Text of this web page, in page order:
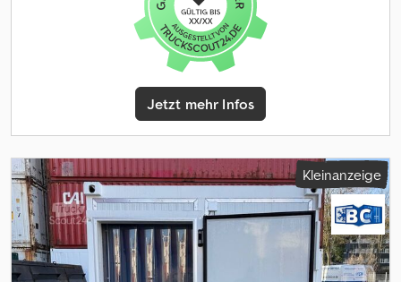
Auffahrrampen Wunschlackierung Weitere Umbauten gerne auf
Anfrage! TRANSPORTLÖSUNG: Benötigen Sie eine
Transportlösung? Gerne! Wir liefern Ihren Container mit
regulären Lkw oder Kran-Lkw aus und stellen diesen bei Ihnen an
Ort und Stelle ab. Fragen Sie uns nach einem Angebot! Codpfx
Agsy Ian Rj Ajrf Alle Kühlaggregate sind gewartet und in
ausgezeichneter Qualität sowie Leistungsfähigkeit. Wir freuen
Spezialist aus Hamburg BIMICON Kühlcontainer & Seecontainer
seit 1996 in Deutschland und weltweit.
Jetzt mehr Infos
Kleinanzeige